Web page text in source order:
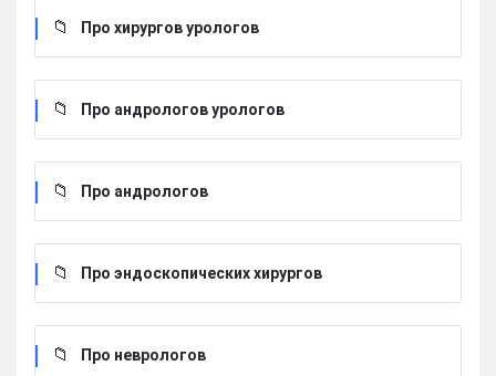
Про хирургов урологов
Про андрологов урологов
Про андрологов
Про эндоскопических хирургов
Про неврологов